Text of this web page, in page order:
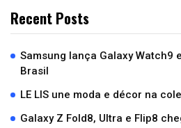
Recent Posts
Samsung lança Galaxy Watch9
Brasil
LE LIS une moda e décor na
Galaxy Z Fold8, Ultra e Flip8